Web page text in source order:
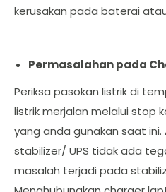
kerusakan pada baterai
Permasalahan pada
Periksa pasokan listrik di
listrik merjalan melalui stop
yang anda gunakan saat
stabilizer/ UPS tidak ada
masalah terjadi pada